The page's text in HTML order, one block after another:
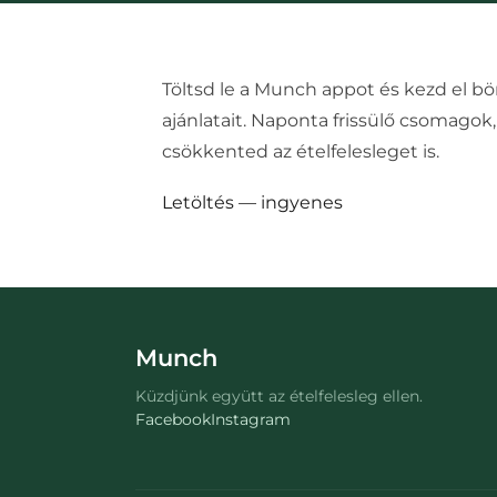
Töltsd le a Munch appot és kezd el
ajánlatait. Naponta frissülő
csökkented az ételfelesleget is.
Letöltés — ingyenes
Munch
Küzdjünk együtt az ételfelesleg ellen.
FacebookInstagram